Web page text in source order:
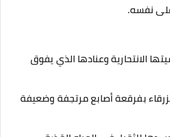
نفسه.
الانتحارية وعنادها الذي يفوق
بفرقعة أصابع مرتجفة وضعيفة